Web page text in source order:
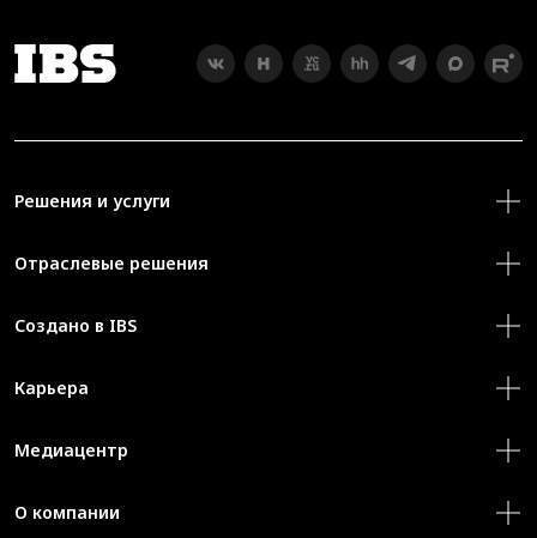
Решения и услуги
Отраслевые решения
Создано в IBS
Карьера
Медиацентр
О компании